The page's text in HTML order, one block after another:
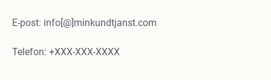
E-post: info[@]minkundtjanst.com
Telefon: +XXX-XXX-XXXX